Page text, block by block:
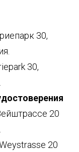
30,
30,
20
20